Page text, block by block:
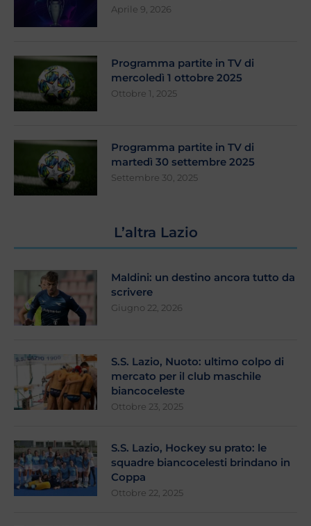
Aprile 9, 2026
Programma partite in TV di
mercoledì 1 ottobre 2025
Ottobre 1, 2025
Programma partite in TV di
martedì 30 settembre 2025
Settembre 30, 2025
L’altra Lazio
Maldini: un destino ancora tutto da
scrivere
Giugno 22, 2026
S.S. Lazio, Nuoto: ultimo colpo di
mercato per il club maschile
biancoceleste
Ottobre 23, 2025
S.S. Lazio, Hockey su prato: le
squadre biancocelesti brindano in
Coppa
Ottobre 22, 2025